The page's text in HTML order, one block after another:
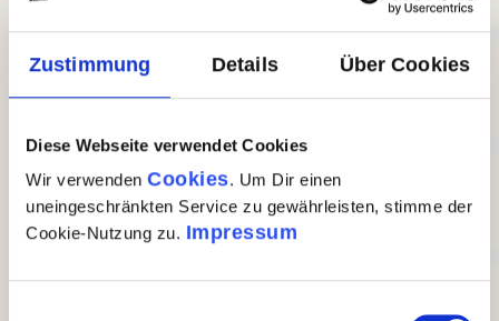
Zustimmung Details Über Cookies
Diese Webseite verwendet Cookies
Wir verwenden Cookies. Um Dir einen
uneingeschränkten Service zu gewährleisten, stimme der
Cookie-Nutzung zu. Impressum
0%
Unbefriedigend (0)
0%